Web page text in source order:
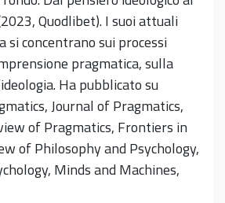
Quodlibet). I suoi attuali
si concentrano sui processi
pragmatica, sulla
Ha pubblicato su
Journal of Pragmatics,
of Pragmatics, Frontiers in
of Philosophy and Psychology,
Minds and Machines,